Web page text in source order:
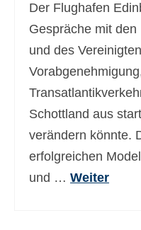
Der Flughafen
Gespräche mit
und des
Schottland aus
verändern könnte.
erfolgreichen
und … Weiter